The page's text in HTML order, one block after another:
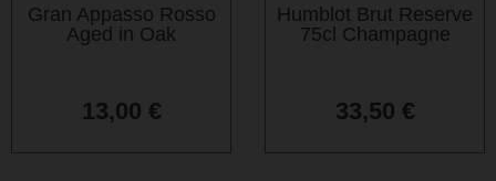
Gran Appasso Rosso
Aged in Oak
13,00 €
Humblot Brut Reserve
75cl Champagne
33,50 €